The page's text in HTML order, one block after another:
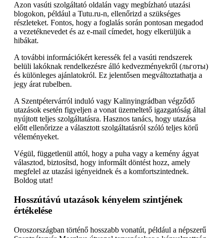
Azon vasúti szolgáltató oldalán vagy megbízható utazási
blogokon, például a Tutu.ru-n, ellenőrizd a szükséges
részleteket. Fontos, hogy a foglalás során pontosan megadod
a vezetéknevedet és az e-mail címedet, hogy elkerüljük a
hibákat.
A további információkért keressék fel a vasúti rendszerek
belüli lakóknak rendelkezésre álló kedvezményekről (льготы)
és különleges ajánlatokról. Ez jelentősen megváltoztathatja a
jegy árat rubelben.
A Szentpétervárról induló vagy Kalinyingrádban végződő
utazások esetén figyeljen a vonat üzemeltető igazgatóság által
nyújtott teljes szolgáltatásra. Hasznos tanács, hogy utazása
előtt ellenőrizze a választott szolgáltatásról szóló teljes körű
véleményeket.
Végül, függetlenül attól, hogy a puha vagy a kemény ágyat
választod, biztosítsd, hogy informált döntést hozz, amely
megfelel az utazási igényeidnek és a komfortszintednek.
Boldog utat!
Hosszútávú utazások kényelem szintjének
értékelése
Oroszországban történő hosszabb vonatút, például a népszerű